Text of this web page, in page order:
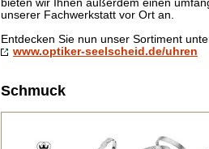
bieten wir Ihnen außerdem einen
unserer Fachwerkstatt vor Ort an.
Entdecken Sie nun unser Sortiment
www.optiker-seelscheid.de/uhren
Schmuck